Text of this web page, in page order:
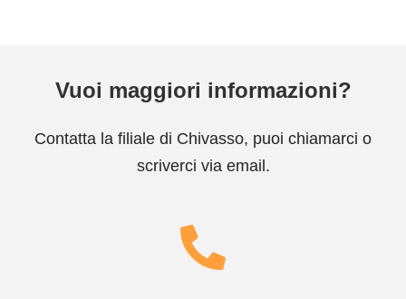
Vuoi maggiori informazioni?
Contatta la filiale di Chivasso, puoi chiamarci o
scriverci via email.